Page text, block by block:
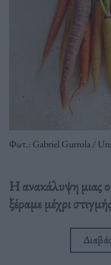
Φωτ.: Gabriel Gurrola /
Η ανακάλυψη μιας
ξέραμε μέχρι